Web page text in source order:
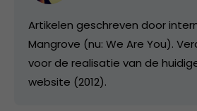
Artikelen geschreven door
Mangrove (nu: We Are You).
voor de realisatie van de
website (2012).